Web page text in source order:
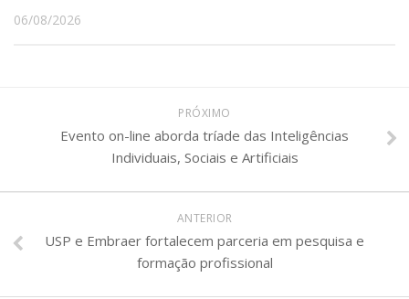
06/08/2026
PRÓXIMO
Evento on-line aborda tríade das Inteligências
Individuais, Sociais e Artificiais
ANTERIOR
USP e Embraer fortalecem parceria em pesquisa e
formação profissional